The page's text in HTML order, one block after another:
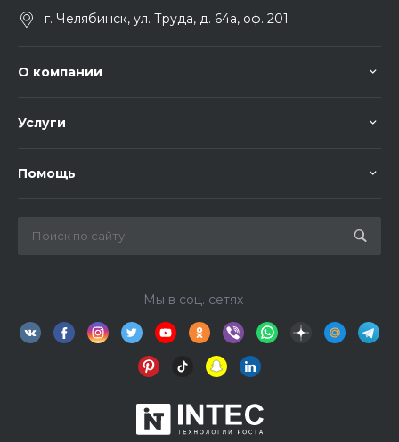
г. Челябинск, ул. Труда, д. 64а, оф. 201
О компании
Услуги
Помощь
Мы в соц. сетях